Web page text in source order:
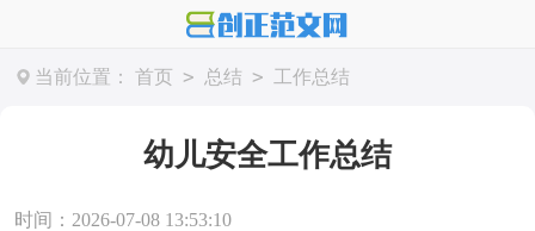
当前位置： 首页 > 总结 > 工作总结
幼儿安全工作总结
时间：2026-07-08 13:53:10